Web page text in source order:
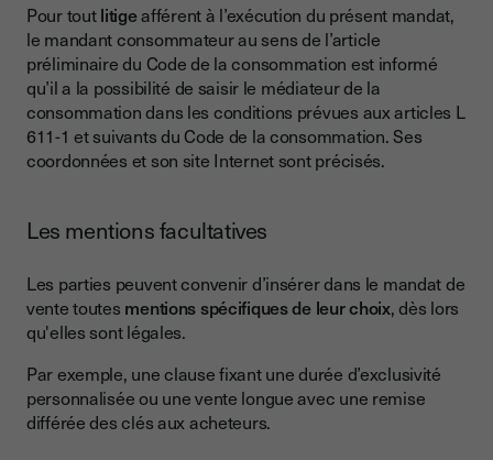
Pour toutlitigeafférent à l’exécution du présent mandat,
le mandant consommateur au sens de l’article
préliminaire du Code de la consommation est informé
qu’il a la possibilité de saisir le médiateur de la
consommation dans les conditions prévues aux articles L
611-1 et suivants du Code de la consommation. Ses
coordonnées et son site Internet sont précisés.
Les mentions facultatives
Les parties peuvent convenir d’insérer dans le mandat de
vente toutes mentions spécifiques de leur choix, dès lors
qu'elles sont légales.
Par exemple, une clause fixant une durée d’exclusivité
personnalisée ou une vente longue avec une remise
différée des clés aux acheteurs.